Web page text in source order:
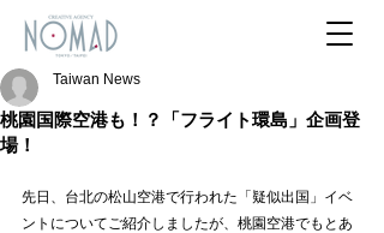
桃園国際空港も！？「フライト環島」企画登
場！
Taiwan News
先日、台北の松山空港で行われた「疑似出国」イベ
ントについてご紹介しましたが、桃園空港でもとあ